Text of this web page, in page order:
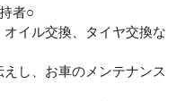
者○
イル交換、タイヤ交換な
し、お車のメンテナンス